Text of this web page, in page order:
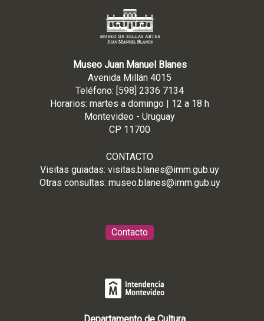
Museo Juan Manuel Blanes
Avenida Millán 4015
Teléfono: [598] 2336 7134
Horarios: martes a domingo | 12 a 18 h
Montevideo - Uruguay
CP 11700
CONTACTO
Visitas guiadas: visitas.blanes@imm.gub.uy
Otras consultas: museo.blanes@imm.gub.uy
Contacto